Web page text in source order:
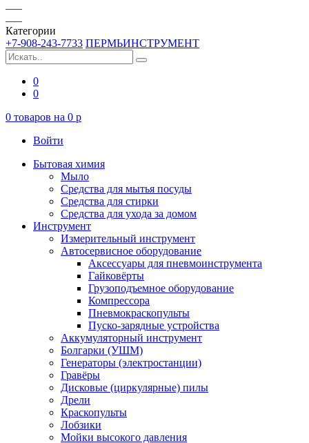
Категории
+7-908-243-7733 ПЕРМЬИНСТРУМЕНТ
0
0
0 товаров на 0 p
Войти
Бытовая химия
Мыло
Средства для мытья посуды
Средства для стирки
Средства для ухода за домом
Инструмент
Измерительный инструмент
Автосервисное оборудование
Аксессуары для пневмоинструмента
Гайковёрты
Грузоподъемное оборудование
Компрессора
Пневмокраскопульты
Пуско-зарядные устройства
Аккумуляторный инструмент
Болгарки (УШМ)
Генераторы (электростанции)
Гравёры
Дисковые (циркулярные) пилы
Дрели
Краскопульты
Лобзики
Мойки высокого давления